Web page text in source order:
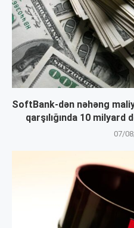
SoftBank-dən nəhəng
qarşılığında 10
07/